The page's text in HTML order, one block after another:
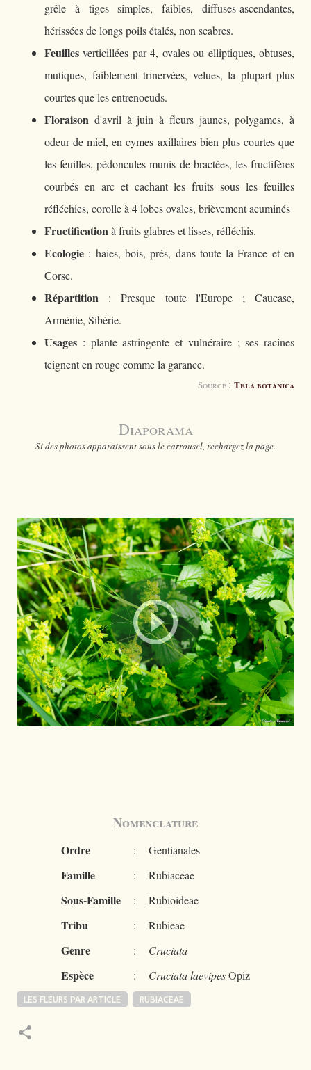
grêle à tiges simples, faibles, diffuses-ascendantes,
hérissées de longs poils étalés, non scabres.
Feuilles verticillées par 4, ovales ou elliptiques, obtuses,
mutiques, faiblement trinervées, velues, la plupart plus
courtes que les entrenoeuds.
Floraison d'avril à juin à fleurs jaunes, polygames, à
odeur de miel, en cymes axillaires bien plus courtes que
les feuilles, pédoncules munis de bractées, les fructifères
courbés en arc et cachant les fruits sous les feuilles
réfléchies, corolle à 4 lobes ovales, brièvement acuminés
Fructificationà fruits glabres et lisses, réfléchis.
Ecologie : haies, bois, prés, dans toute la France et en
Corse.
Répartition : Presque toute l'Europe ; Caucase,
Arménie, Sibérie.
Usages : plante astringente et vulnéraire ; ses racines
teignent en rouge comme la garance.
Source : Tela botanica
Diaporama
Si des photos apparaissent sous le carrousel, rechargez la page.
Nomenclature
Ordre : Gentianales
Famille : Rubiaceae
Sous-Famille : Rubioideae
Tribu : Rubieae
Genre : Cruciata
Espèce : Cruciata laevipesOpiz
LES FLEURS PAR ARTICLE RUBIACEAE